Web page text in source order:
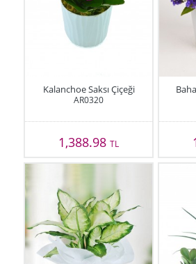
Kalanchoe Saksı Çiçeği
AR0320
1,388.98TL